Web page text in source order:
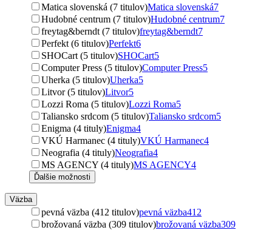
Matica slovenská (7 titulov)Matica slovenská7
Hudobné centrum (7 titulov)Hudobné centrum7
freytag&berndt (7 titulov)freytag&berndt7
Perfekt (6 titulov)Perfekt6
SHOCart (5 titulov)SHOCart5
Computer Press (5 titulov)Computer Press5
Uherka (5 titulov)Uherka5
Litvor (5 titulov)Litvor5
Lozzi Roma (5 titulov)Lozzi Roma5
Taliansko srdcom (5 titulov)Taliansko srdcom5
Enigma (4 tituly)Enigma4
VKÚ Harmanec (4 tituly)VKÚ Harmanec4
Neografia (4 tituly)Neografia4
MS AGENCY (4 tituly)MS AGENCY4
Ďalšie možnosti
Väzba
pevná väzba (412 titulov)pevná väzba412
brožovaná väzba (309 titulov)brožovaná väzba309